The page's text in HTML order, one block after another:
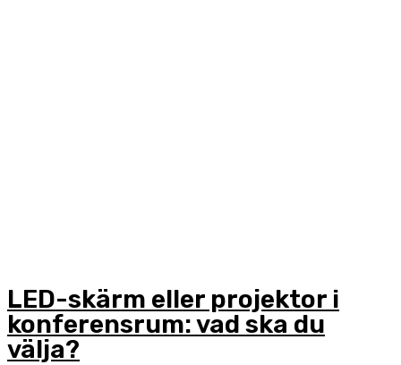
LED-skärm eller projektor i
konferensrum: vad ska du
välja?